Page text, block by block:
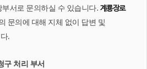
서로 문의하실 수 있습니다. 계룡장로
문의에 대해 지체 없이 답변 및
.
구 처리 부서